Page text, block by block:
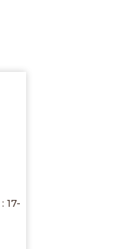
: 17-